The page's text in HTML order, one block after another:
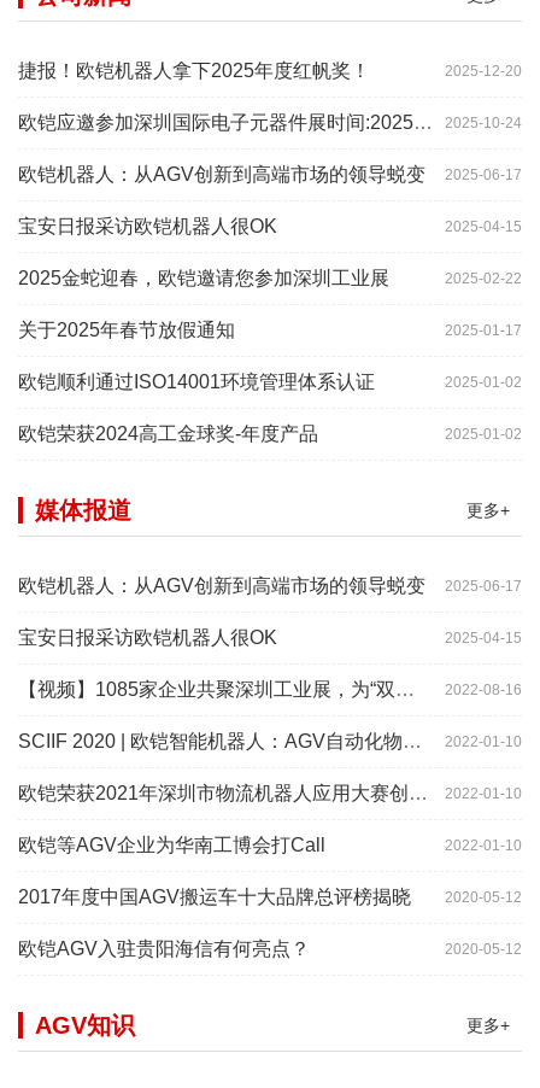
2025-12-20
捷报！欧铠机器人拿下2025年度红帆奖！
2025-10-24
欧铠应邀参加深圳国际电子元器件展时间:2025年10月28-
2025-06-17
欧铠机器人：从AGV创新到高端市场的领导蜕变
2025-04-15
宝安日报采访欧铠机器人很OK
2025-02-22
2025金蛇迎春，欧铠邀请您参加深圳工业展
2025-01-17
关于2025年春节放假通知
2025-01-02
欧铠顺利通过ISO14001环境管理体系认证
2025-01-02
欧铠荣获2024高工金球奖-年度产品
更多+
媒体报道
2025-06-17
欧铠机器人：从AGV创新到高端市场的领导蜕变
2025-04-15
宝安日报采访欧铠机器人很OK
2022-08-16
【视频】1085家企业共聚深圳工业展，为“双链”畅通堵点、卡点
2022-01-10
SCIIF 2020 | 欧铠智能机器人：AGV自动化物流设备及系统
2022-01-10
欧铠荣获2021年深圳市物流机器人应用大赛创新项目奖
2022-01-10
欧铠等AGV企业为华南工博会打Call
2020-05-12
2017年度中国AGV搬运车十大品牌总评榜揭晓
2020-05-12
欧铠AGV入驻贵阳海信有何亮点？
更多+
AGV知识